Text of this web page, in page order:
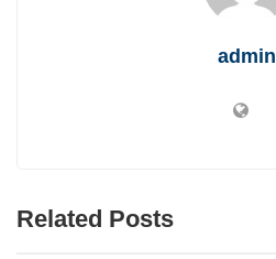
admin
Related Posts